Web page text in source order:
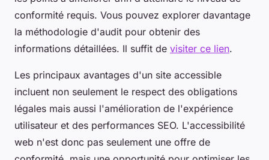
conformité requis. Vous pouvez explorer davantage
la méthodologie d'audit pour obtenir des
informations détaillées. Il suffit de visiter ce lien.
Les principaux avantages d'un site accessible
incluent non seulement le respect des obligations
légales mais aussi l'amélioration de l'expérience
utilisateur et des performances SEO. L'accessibilité
web n'est donc pas seulement une offre de